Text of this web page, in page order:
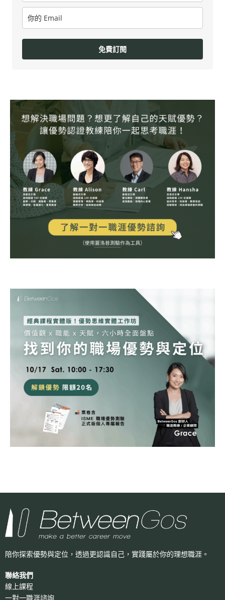
免費訂閱
陪你探索優勢與定位，透過更認識自己， 實踐屬於你的理想職涯。
聯絡我們
線上課程